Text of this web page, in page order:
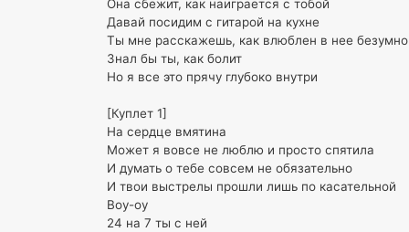
Она сбежит, как наиграется с тобой
Давай посидим с гитарой на кухне
Ты мне расскажешь, как влюблен в нее безумно
Знал бы ты, как болит
Но я все это прячу глубоко внутри
[Куплет 1]
На сердце вмятина
Может я вовсе не люблю и просто спятила
И думать о тебе совсем не обязательно
И твои выстрелы прошли лишь по касательной
Воу-оу
24 на 7 ты с ней